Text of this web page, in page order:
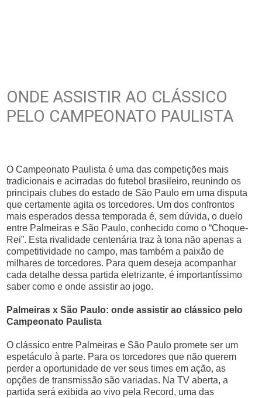
ONDE ASSISTIR AO CLÁSSICO
PELO CAMPEONATO PAULISTA
O Campeonato Paulista é uma das competições mais
tradicionais e acirradas do futebol brasileiro, reunindo os
principais clubes do estado de São Paulo em uma disputa
que certamente agita os torcedores. Um dos confrontos
mais esperados dessa temporada é, sem dúvida, o duelo
entre Palmeiras e São Paulo, conhecido como o “Choque-
Rei”. Esta rivalidade centenária traz à tona não apenas a
competitividade no campo, mas também a paixão de
milhares de torcedores. Para quem deseja acompanhar
cada detalhe dessa partida eletrizante, é importantíssimo
saber como e onde assistir ao jogo.
Palmeiras x São Paulo: onde assistir ao clássico pelo
Campeonato Paulista
O clássico entre Palmeiras e São Paulo promete ser um
espetáculo à parte. Para os torcedores que não querem
perder a oportunidade de ver seus times em ação, as
opções de transmissão são variadas. Na TV aberta, a
partida será exibida ao vivo pela Record, uma das